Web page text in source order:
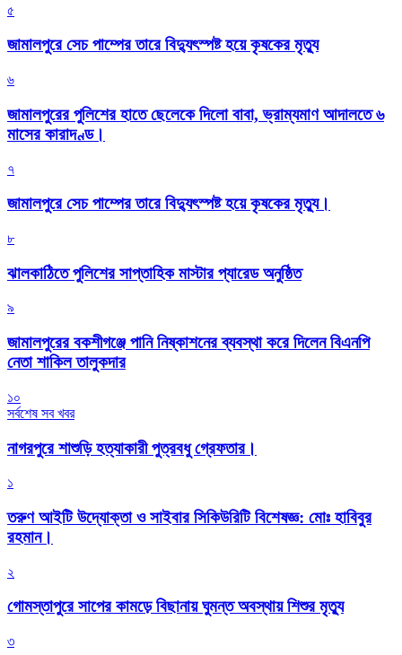
৫
জামালপুরে সেচ পাম্পের তারে বিদ্যুৎস্পষ্ট হয়ে কৃষকের মৃত্যু
৬
জামালপুরের পুলিশের হাতে ছেলেকে দিলো বাবা, ভ্রাম্যমাণ আদালতে ৬
মাসের কারাদণ্ড।
৭
জামালপুরে সেচ পাম্পের তারে বিদ্যুৎস্পষ্ট হয়ে কৃষকের মৃত্যু।
৮
‎ঝালকাঠিতে পুলিশের সাপ্তাহিক মাস্টার প্যারেড অনুষ্ঠিত
৯
জামালপুরের বকশীগঞ্জে পানি নিষ্কাশনের ব্যবস্থা করে দিলেন বিএনপি
নেতা শাকিল তালুকদার
১০
সর্বশেষ সব খবর
নাগরপুরে শাশুড়ি হত্যাকারী পুত্রবধু গ্রেফতার।
১
তরুণ আইটি উদ্যোক্তা ও সাইবার সিকিউরিটি বিশেষজ্ঞ: মোঃ হাবিবুর
রহমান।
২
গোমস্তাপুরে সাপের কামড়ে বিছানায় ঘুমন্ত অবস্থায় শিশুর মৃত্যু
৩